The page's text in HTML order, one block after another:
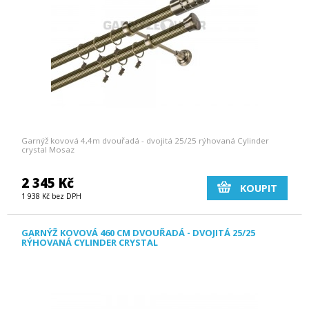
Garnýž kovová 4,4m dvouřadá - dvojitá 25/25 rýhovaná Cylinder
crystal Mosaz
2 345 Kč
1 938 Kč bez DPH
KOUPIT
GARNÝŽ KOVOVÁ 460 CM DVOUŘADÁ - DVOJITÁ 25/25
RÝHOVANÁ CYLINDER CRYSTAL